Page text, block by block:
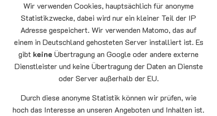
Auferstehungskirche Neufahrn
Montag
15.00 - 17.00
10.08
Senioren-Spieletreff Neufahrn
Auferstehungskirche Neufahrn
Mittwoch
20.00 Offenes Ende
Godtimes
Wir verwenden Cookies, hauptsächlich für anonyme
Statistikzwecke, dabei wird nur ein kleiner Teil der IP
Adresse gespeichert. Wir verwenden Matomo, das auf
einem in Deutschland gehosteten Server installiert ist. Es
gibt keine Übertragung an Google oder andere externe
Dienstleister und keine Übertragung der Daten an Dienste
oder Server außerhalb der EU.
Durch diese anonyme Statistik können wir prüfen, wie
hoch das Interesse an unseren Angeboten und Inhalten ist.